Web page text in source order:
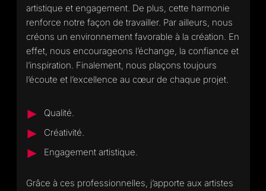
artistique et engagement. De plus, cette harmonie
renforce notre façon de travailler. Par ailleurs, nous
créons un environnement favorable à la création. En
effet, nous encourageons l’échange, la confiance et
l’inspiration. Finalement, nous plaçons toujours
l’écoute et l’excellence au cœur de chaque projet.
Qualité.
Créativité.
Engagement artistique.
Grâce à ces professionnelles, j’apporte aux artistes